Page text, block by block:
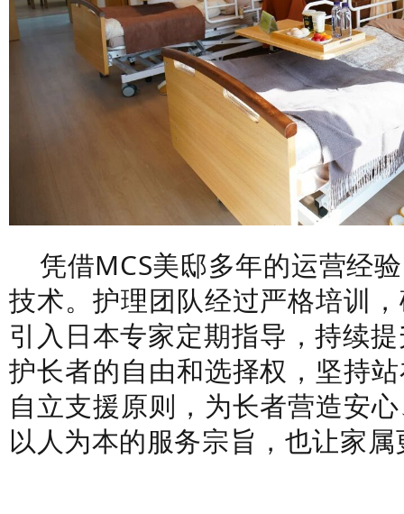
凭借MCS美邸多年的运营经
技术。护理团队经过严格培训
引入日本专家定期指导，持续
护长者的自由和选择权，坚持
自立支援原则，为长者营造安
以人为本的服务宗旨，也让家